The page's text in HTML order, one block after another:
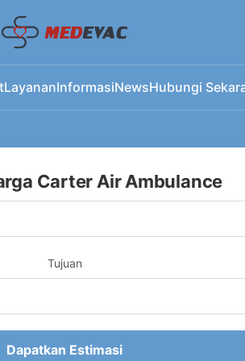
LayananInformasiNewsHubungi
Carter Air Ambulance
Tujuan
Dapatkan Estimasi